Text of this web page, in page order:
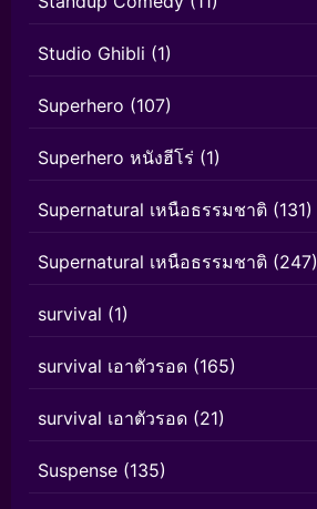
Studio Ghibli (1)
Superhero (107)
Superhero หนังฮีโร่ (1)
Supernatural เหนือธรรมชาติ (131)
Supernatural เหนือธรรมชาติ (247)
survival (1)
survival เอาตัวรอด (165)
survival เอาตัวรอด (21)
Suspense (135)